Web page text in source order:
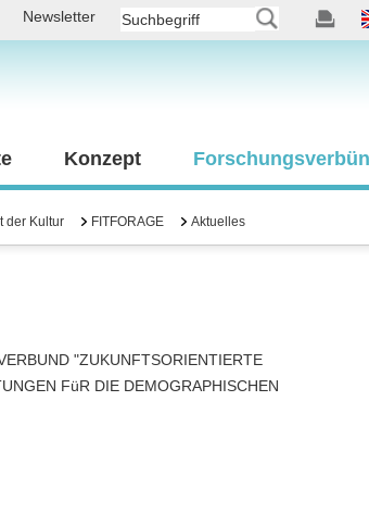
Newsletter
Konzept
der Kultur FITFORAGE Aktuelles
"ZUKUNFTSORIENTIERTE
FüR DIE DEMOGRAPHISCHEN